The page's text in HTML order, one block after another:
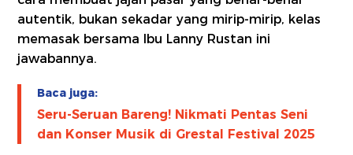
autentik, bukan sekadar yang mirip-mirip, kelas
memasak bersama Ibu Lanny Rustan ini
jawabannya.
Baca juga:
Seru-Seruan Bareng! Nikmati Pentas Seni
dan Konser Musik di Grestal Festival 2025